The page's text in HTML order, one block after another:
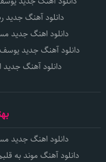
دانلود آهنگ
دانلود اهنگ جدید
دانلود آهنگ جدید
دانلود آهنگ
دانلود اهنگ جدید
دانلود آهنگ موند به